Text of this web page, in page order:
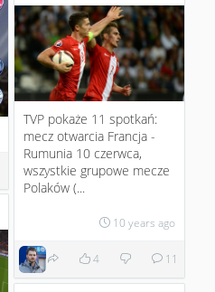
TVP pokaże 11 spotkań:
mecz otwarcia Francja -
Rumunia 10 czerwca,
wszystkie grupowe mecze
Polaków (...
10 years ago
4 11